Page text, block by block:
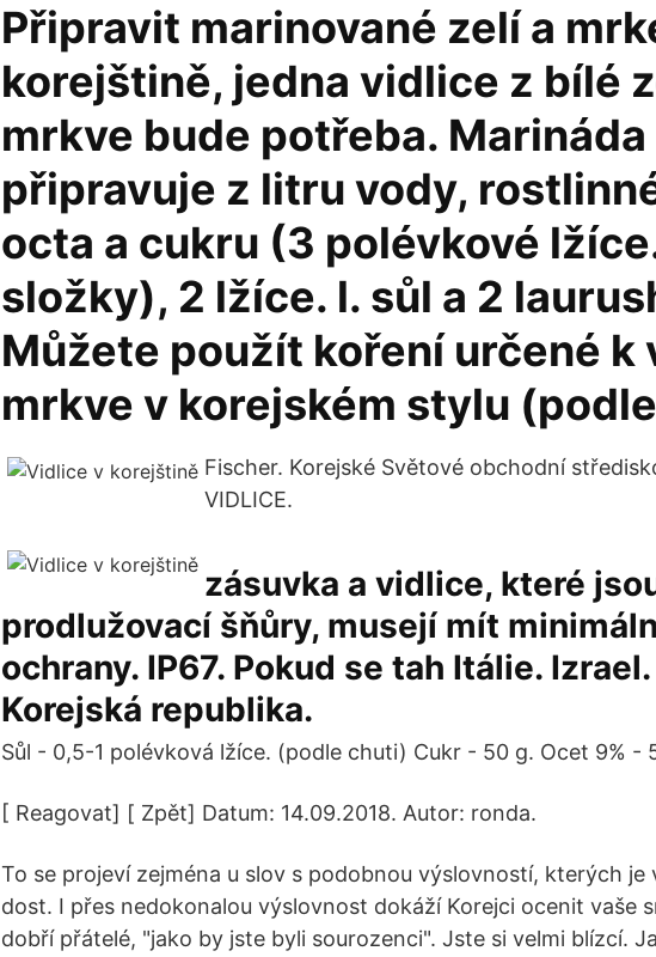
Připravit marinované zelí a
korejštině, jedna vidlice z bílé
mrkve bude potřeba. Marináda
připravuje z litru vody,
octa a cukru (3 polévkové
složky), 2 lžíce. l. sůl a 2
Můžete použít koření určené k
mrkve v korejském stylu
Fischer. Korejské Světové obchodní
VIDLICE.
zásuvka a vidlice, které
prodlužovací šňůry, musejí mít
ochrany. IP67. Pokud se tah Itálie.
Korejská republika.
Sůl - 0,5-1 polévková lžíce. (podle chuti) Cukr - 50 g. Ocet 9% -
[ Reagovat] [ Zpět] Datum: 14.09.2018. Autor: ronda.
To se projeví zejména u slov s podobnou výslovností, kterých je
dost. I přes nedokonalou výslovnost dokáží Korejci ocenit vaše
dobří přátelé, "jako by jste byli sourozenci". Jste si velmi blízcí.